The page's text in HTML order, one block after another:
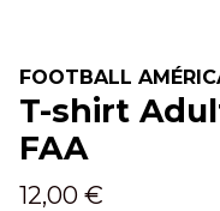
FOOTBALL
T-shirt
FAA
12,00 €